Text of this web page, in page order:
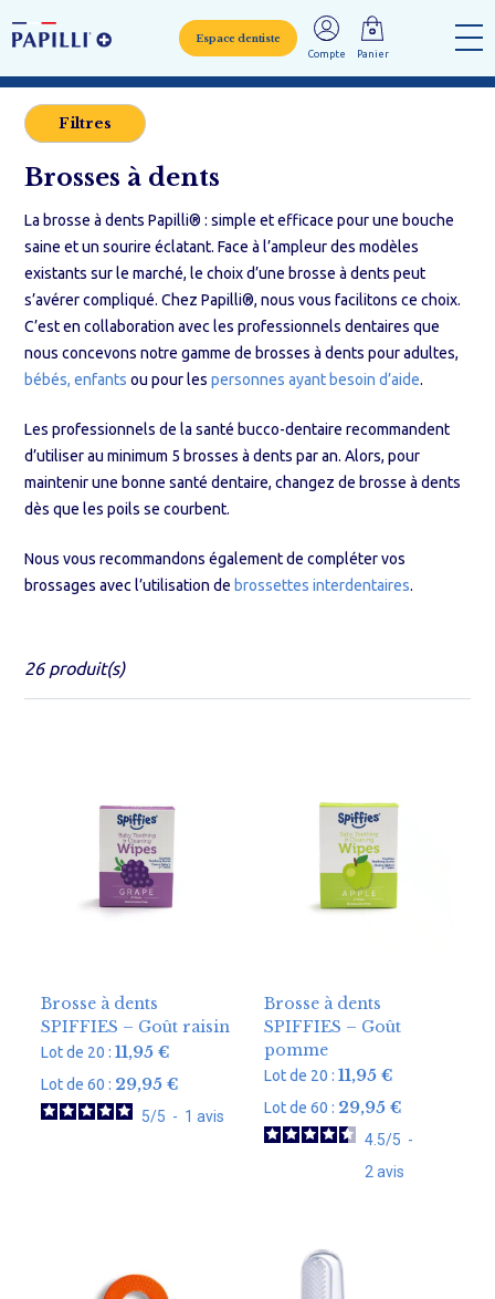
Espace dentiste
Compte Panier
Filtres
Brosses à dents
La brosse à dents Papilli® : simple et efficace pour une bouche
saine et un sourire éclatant. Face à l’ampleur des modèles
existants sur le marché, le choix d’une brosse à dents peut
s’avérer compliqué. Chez Papilli®, nous vous facilitons ce choix.
C’est en collaboration avec les professionnels dentaires que
nous concevons notre gamme de brosses à dents pour adultes,
bébés, enfants ou pour lespersonnes ayant besoin d’aide.
Les professionnels de la santé bucco-dentaire recommandent
d’utiliser au minimum 5 brosses à dents par an. Alors, pour
maintenir une bonne santé dentaire, changez de brosse à dents
dès que les poils se courbent.
Nous vous recommandons également de compléter vos
brossages avec l’utilisation de brossettes interdentaires.
26 produit(s)
Brosse à dents
SPIFFIES – Goût raisin
Lot de 20 :11,95€
Lot de 60 : 29,95€
5/5 - 1avis
Brosse à dents
SPIFFIES – Goût
pomme
Lot de 20 : 11,95 €
Lot de 60 : 29,95 €
4.5/5 -
2avis